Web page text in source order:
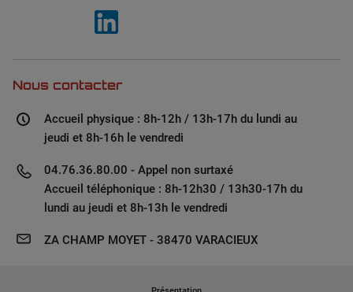
Nous contacter
Accueil physique : 8h-12h / 13h-17h du lundi au
jeudi et 8h-16h le vendredi
04.76.36.80.00 - Appel non surtaxé
Accueil téléphonique : 8h-12h30 / 13h30-17h du
lundi au jeudi et 8h-13h le vendredi
ZA CHAMP MOYET - 38470 VARACIEUX